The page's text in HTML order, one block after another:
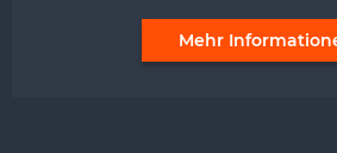
Mehr